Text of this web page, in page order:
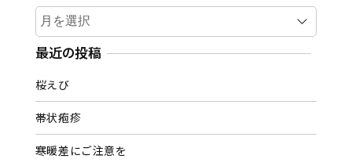
ア
ー
カ
ブ
最近の投稿
桜えび
帯状疱疹
寒暖差にご注意を